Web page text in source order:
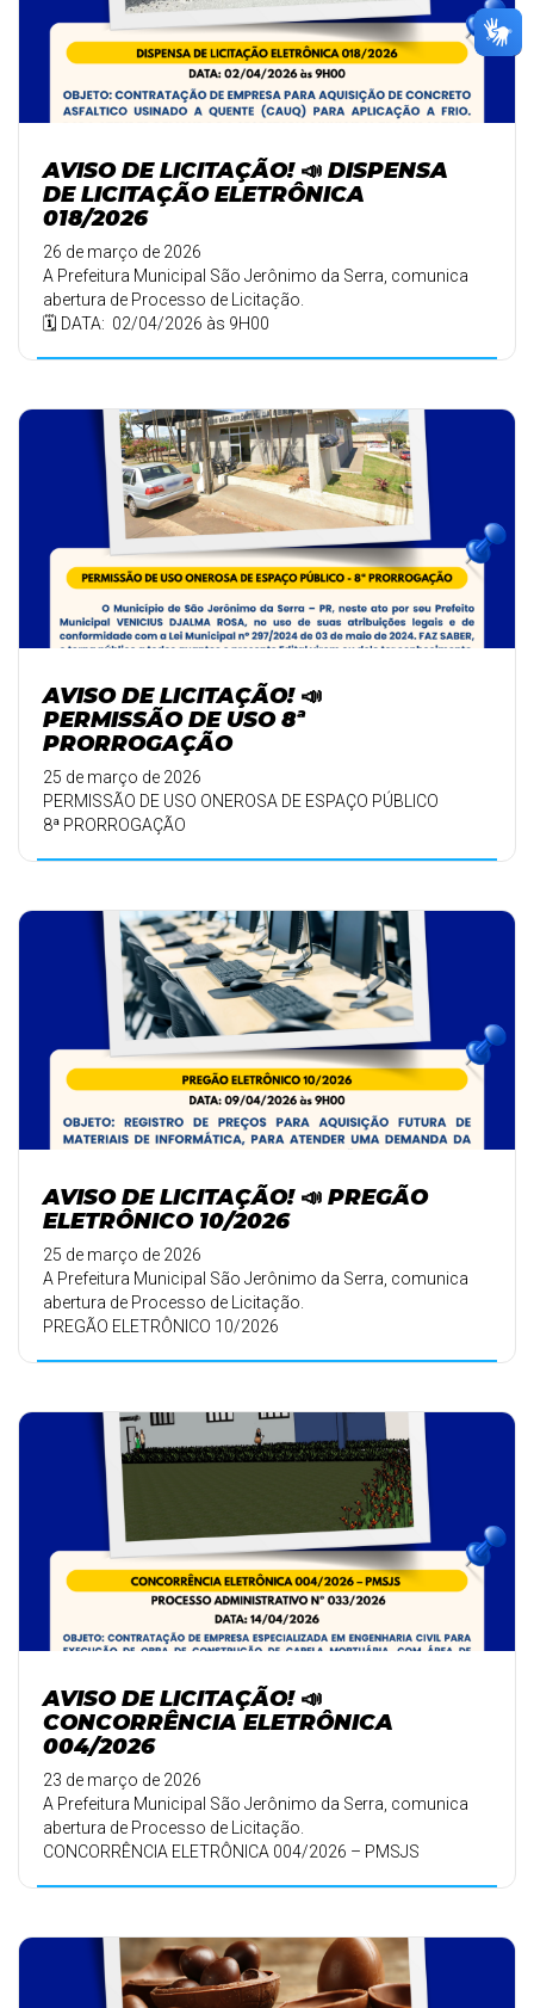
AVISO DE LICITAÇÃO! 📣 DISPENSA
DE LICITAÇÃO ELETRÔNICA
018/2026
26 de março de 2026
A Prefeitura Municipal São Jerônimo da Serra, comunica
abertura de Processo de Licitação.
🗓️ DATA: 02/04/2026 às 9H00
AVISO DE LICITAÇÃO! 📣
PERMISSÃO DE USO 8ª
PRORROGAÇÃO
25 de março de 2026
PERMISSÃO DE USO ONEROSA DE ESPAÇO PÚBLICO
8ª PRORROGAÇÃO
AVISO DE LICITAÇÃO! 📣 PREGÃO
ELETRÔNICO 10/2026
25 de março de 2026
A Prefeitura Municipal São Jerônimo da Serra, comunica
abertura de Processo de Licitação.
PREGÃO ELETRÔNICO 10/2026
AVISO DE LICITAÇÃO! 📣
CONCORRÊNCIA ELETRÔNICA
004/2026
23 de março de 2026
A Prefeitura Municipal São Jerônimo da Serra, comunica
abertura de Processo de Licitação.
CONCORRÊNCIA ELETRÔNICA 004/2026 – PMSJS